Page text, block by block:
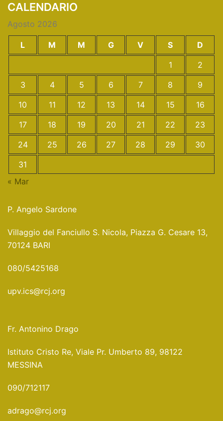
CALENDARIO
Agosto 2026
L M M G V S
D
1
2
3
4 5 6 7 8
9
10
11 12 13 14 15
16
17
18 19 20 21 22
23
24
25 26 27 28 29
30
31
« Mar
P. Angelo Sardone
Villaggio del Fanciullo S. Nicola, Piazza G. Cesare 13,
70124 BARI
080/5425168
upv.ics@rcj.org
Fr. Antonino Drago
Istituto Cristo Re, Viale Pr. Umberto 89, 98122
MESSINA
090/712117
adrago@rcj.org